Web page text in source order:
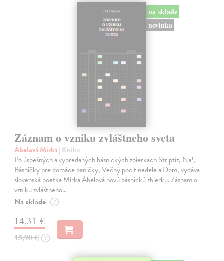
na sklade
novinka
Záznam o vzniku zvláštneho sveta
Ábelová Mirka| Kniha
Po úspešných a vypredaných básnických zbierkach Striptíz, Na!,
Básničky pre domáce paničky, Večný pocit nedele a Dom, vydáva
slovenská poetka Mirka Ábelová novú básnickú zbierku. Záznam o
vzniku zvláštneho…
Na sklade ?
14,31 €
15,90 € ?